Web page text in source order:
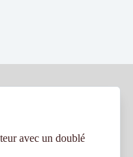
avec un doublé